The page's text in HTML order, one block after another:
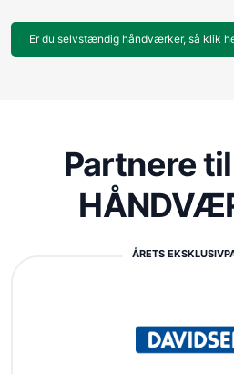
Er du selvstændig håndværker, så klik
Partnere
ÅRETS